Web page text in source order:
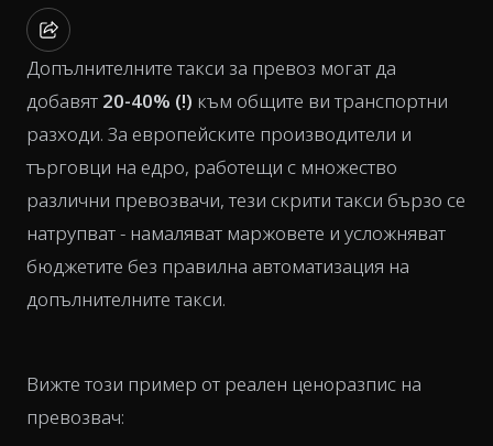
Допълнителните такси за превоз могат да
добавят 20-40% (!) към общите ви транспортни
разходи. За европейските производители и
търговци на едро, работещи с множество
различни превозвачи, тези скрити такси бързо се
натрупват - намаляват маржовете и усложняват
бюджетите без правилна автоматизация на
допълнителните такси.
Вижте този пример от реален ценоразпис на
превозвач: